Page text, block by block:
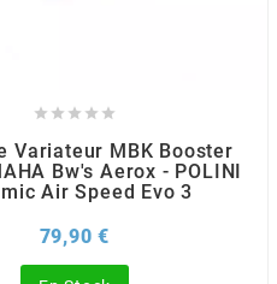
    
Variateur MBK Booster
Bw's Aerox - POLINI
Air Speed Evo 3
79,90 €